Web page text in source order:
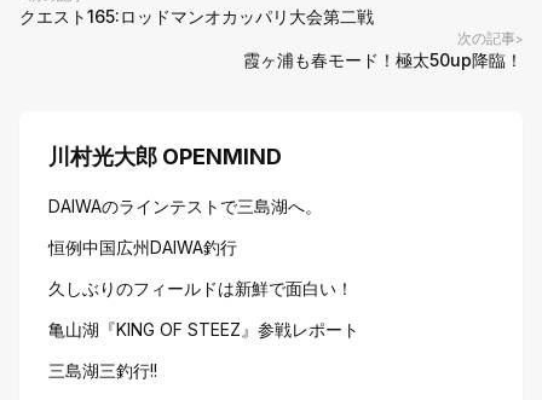
クエスト165:ロッドマンオカッパリ大会第二戦
次の記事>
霞ヶ浦も春モード！極太50up降臨！
川村光大郎 OPENMIND
DAIWAのラインテストで三島湖へ。
恒例中国広州DAIWA釣行
久しぶりのフィールドは新鮮で面白い！
亀山湖『KING OF STEEZ』参戦レポート
三島湖三釣行!!